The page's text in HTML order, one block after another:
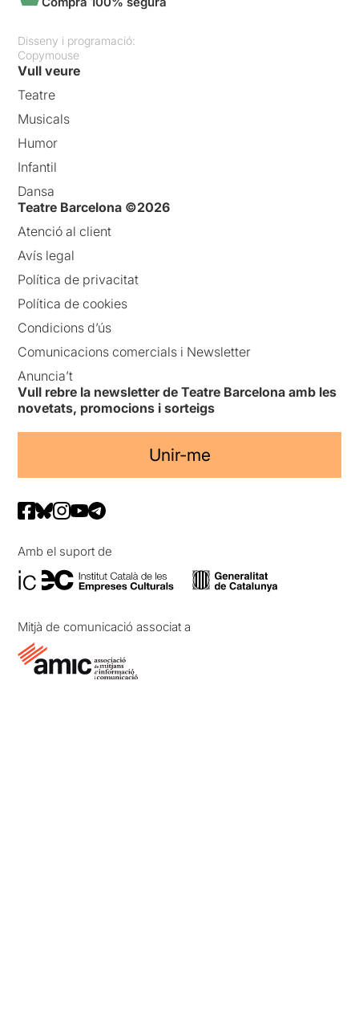
Disseny i programació:
Copymouse
Vull veure
Teatre
Musicals
Humor
Infantil
Dansa
Teatre Barcelona ©2026
Atenció al client
Avís legal
Política de privacitat
Política de cookies
Condicions d’ús
Comunicacions comercials i Newsletter
Anuncia’t
Vull rebre la newsletter de Teatre Barcelona amb les
novetats, promocions i sorteigs
Unir-me
Amb el suport de
Mitjà de comunicació associat a